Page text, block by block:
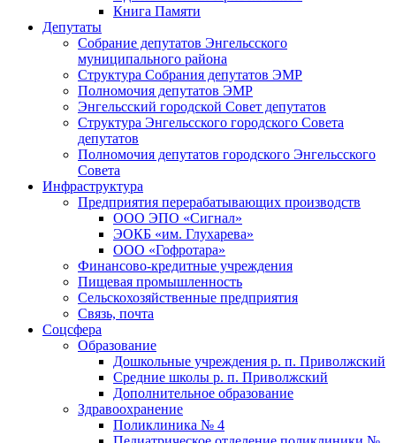
Книга Памяти
Депутаты
Собрание депутатов Энгельсского
муниципального района
Структура Собрания депутатов ЭМР
Полномочия депутатов ЭМР
Энгельсский городской Совет депутатов
Структура Энгельсского городского Совета
депутатов
Полномочия депутатов городского Энгельсского
Совета
Инфраструктура
Предприятия перерабатывающих производств
ООО ЭПО «Сигнал»
ЭОКБ «им. Глухарева»
ООО «Гофротара»
Финансово-кредитные учреждения
Пищевая промышленность
Сельскохозяйственные предприятия
Связь, почта
Соцсфера
Образование
Дошкольные учреждения р. п. Приволжский
Средние школы р. п. Приволжский
Дополнительное образование
Здравоохранение
Поликлиника № 4